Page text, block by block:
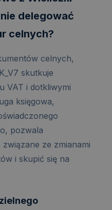
delegować
celnych?
celnych,
skutkuje
VAT i dotkliwymi
księgowa,
pozwala
ze zmianami
i skupić się na